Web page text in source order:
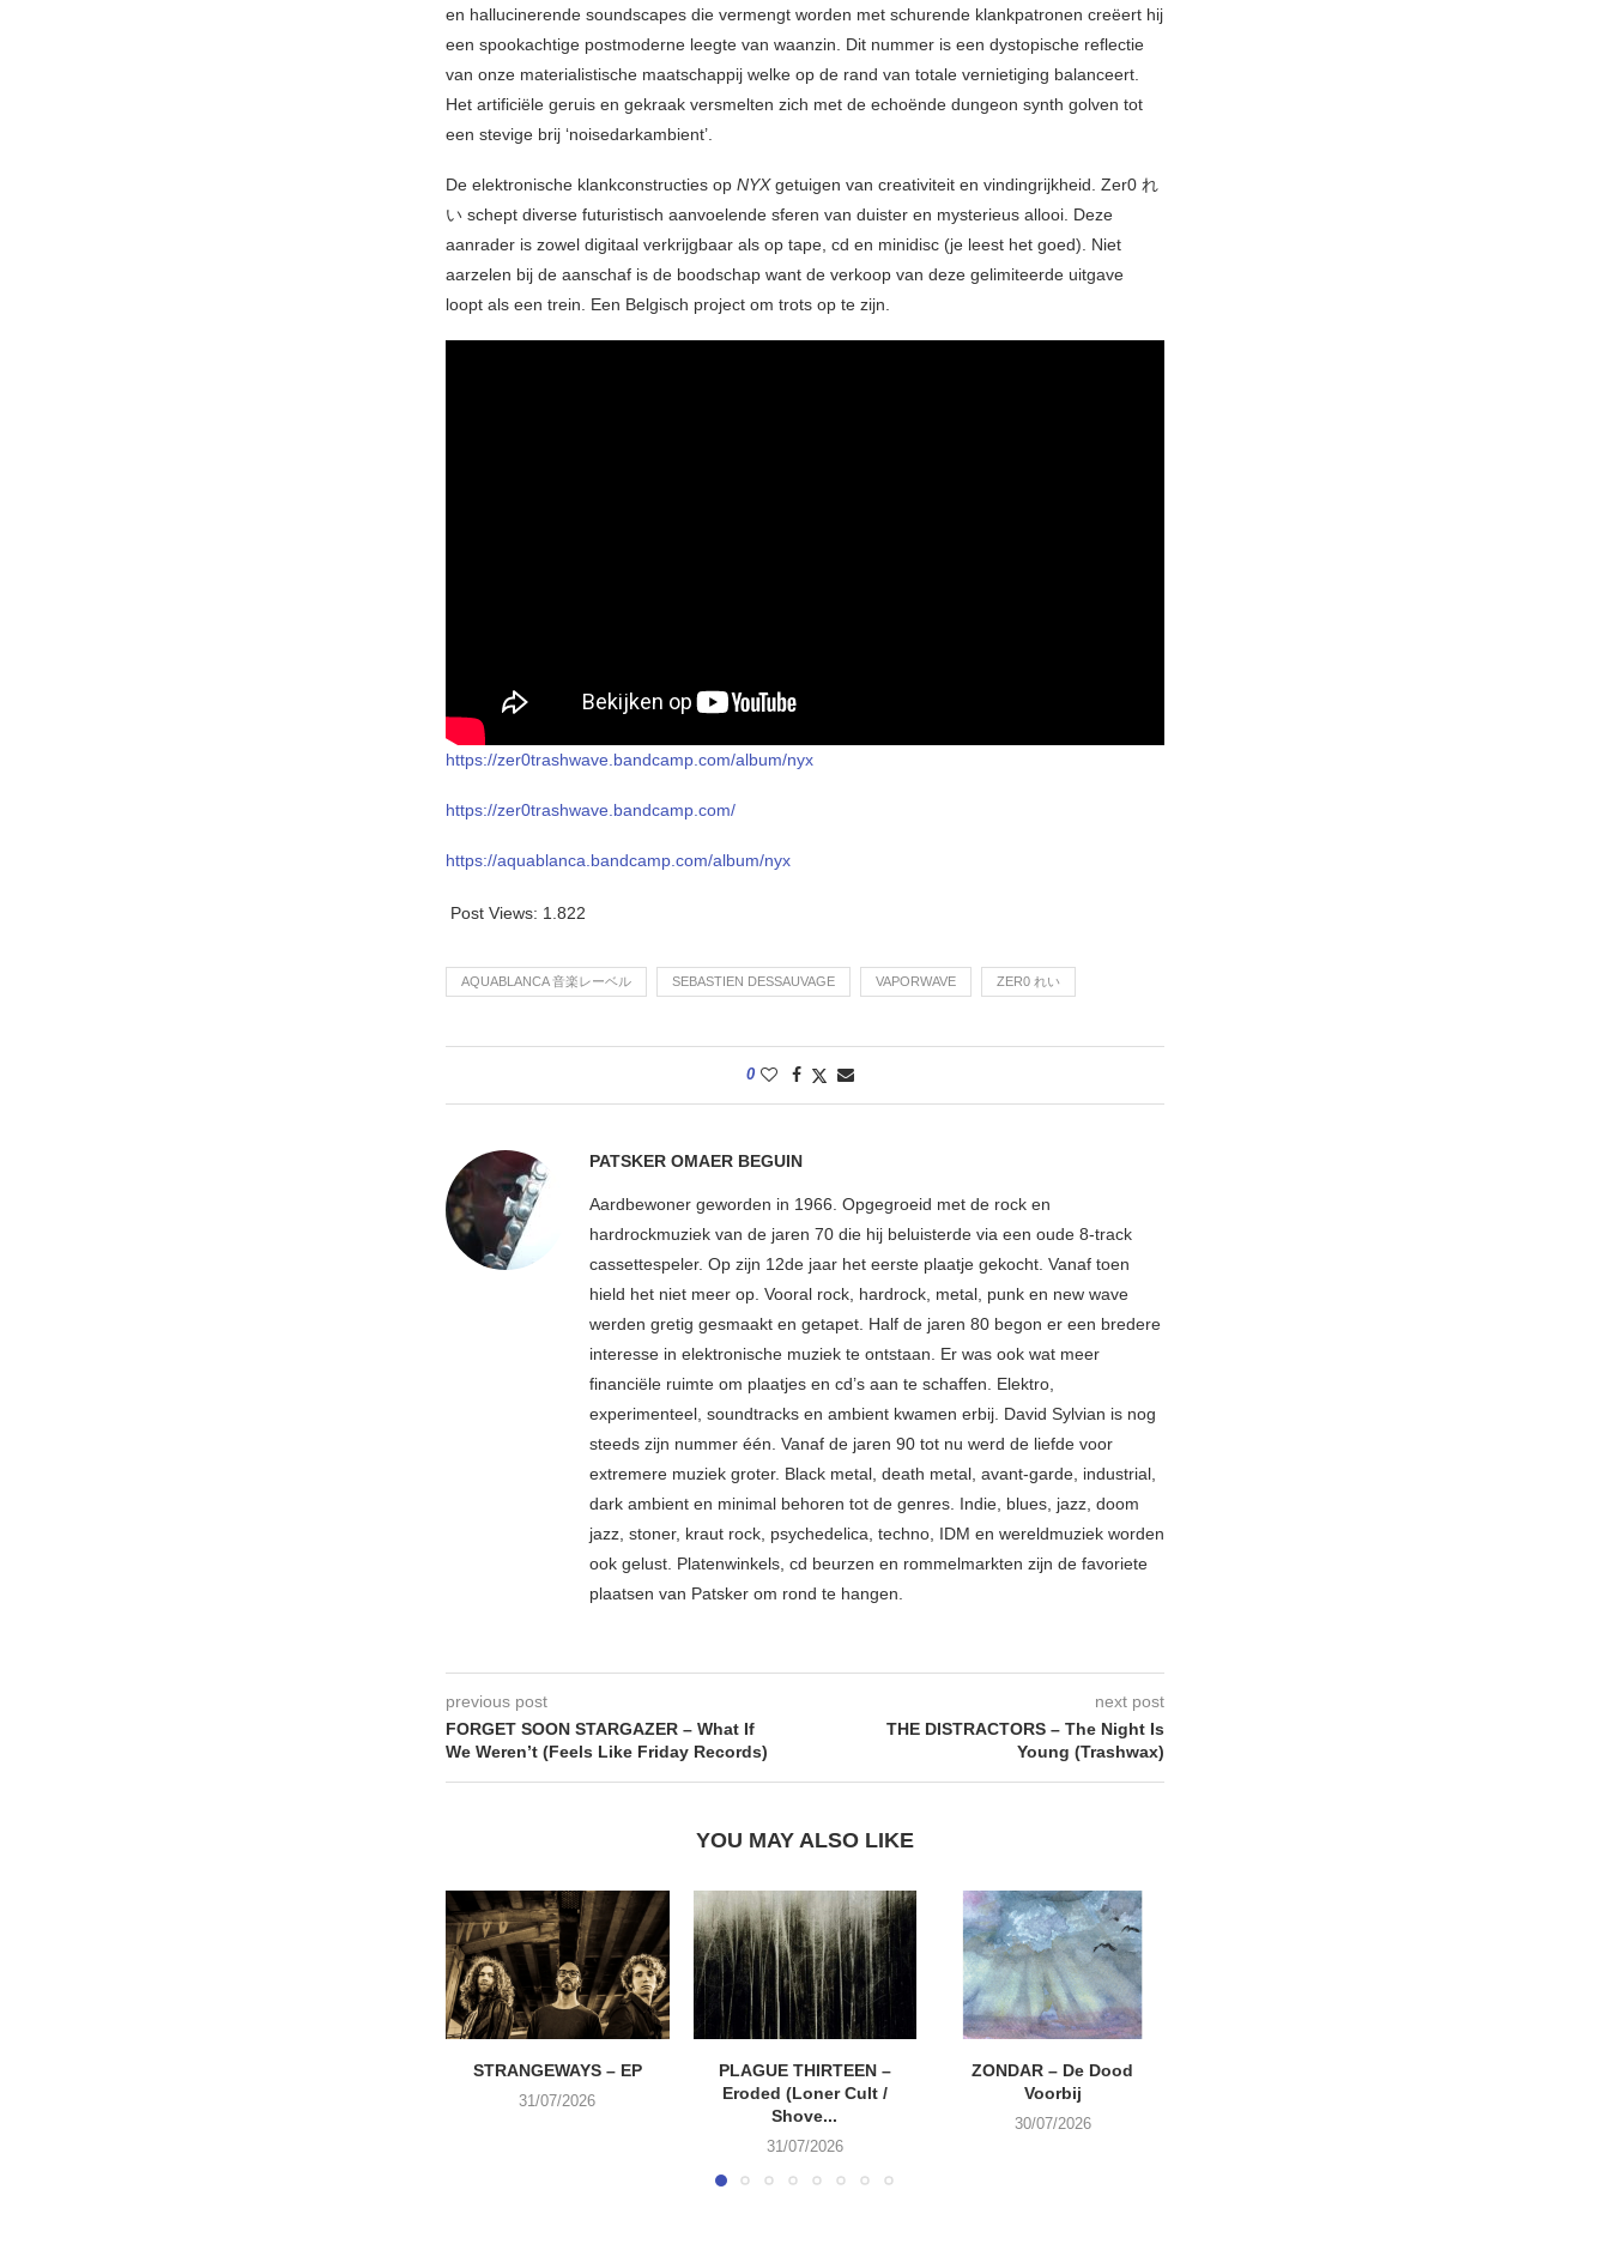
en hallucinerende soundscapes die vermengt worden met schurende klankpatronen creëert hij
een spookachtige postmoderne leegte van waanzin. Dit nummer is een dystopische reflectie
van onze materialistische maatschappij welke op de rand van totale vernietiging balanceert.
Het artificiële geruis en gekraak versmelten zich met de echoënde dungeon synth golven tot
een stevige brij ‘noisedarkambient’.
De elektronische klankconstructies op NYXgetuigen van creativiteit en vindingrijkheid. Zer0 れ
い schept diverse futuristisch aanvoelende sferen van duister en mysterieus allooi. Deze
aanrader is zowel digitaal verkrijgbaar als op tape, cd en minidisc (je leest het goed). Niet
aarzelen bij de aanschaf is de boodschap want de verkoop van deze gelimiteerde uitgave
loopt als een trein. Een Belgisch project om trots op te zijn.
https://zer0trashwave.bandcamp.com/album/nyx
https://zer0trashwave.bandcamp.com/
https://aquablanca.bandcamp.com/album/nyx
Post Views: 1.822
AQUABLANCA 音楽レーベル SEBASTIEN DESSAUVAGE VAPORWAVE ZER0 れい
0
PATSKER OMAER BEGUIN
Aardbewoner geworden in 1966. Opgegroeid met de rock en
hardrockmuziek van de jaren 70 die hij beluisterde via een oude 8-track
cassettespeler. Op zijn 12de jaar het eerste plaatje gekocht. Vanaf toen
hield het niet meer op. Vooral rock, hardrock, metal, punk en new wave
werden gretig gesmaakt en getapet. Half de jaren 80 begon er een bredere
interesse in elektronische muziek te ontstaan. Er was ook wat meer
financiële ruimte om plaatjes en cd’s aan te schaffen. Elektro,
experimenteel, soundtracks en ambient kwamen erbij. David Sylvian is nog
steeds zijn nummer één. Vanaf de jaren 90 tot nu werd de liefde voor
extremere muziek groter. Black metal, death metal, avant-garde, industrial,
dark ambient en minimal behoren tot de genres. Indie, blues, jazz, doom
jazz, stoner, kraut rock, psychedelica, techno, IDM en wereldmuziek worden
ook gelust. Platenwinkels, cd beurzen en rommelmarkten zijn de favoriete
plaatsen van Patsker om rond te hangen.
previous post
FORGET SOON STARGAZER – What If
We Weren’t (Feels Like Friday Records)
next post
THE DISTRACTORS – The Night Is
Young (Trashwax)
YOU MAY ALSO LIKE
STRANGEWAYS – EP
31/07/2026
PLAGUE THIRTEEN –
Eroded (Loner Cult /
Shove...
31/07/2026
ZONDAR – De Dood
Voorbij
30/07/2026